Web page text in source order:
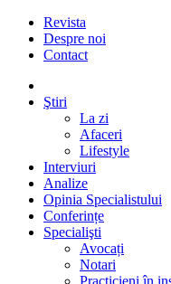
Revista
Despre noi
Contact
Ştiri
La zi
Afaceri
Lifestyle
Interviuri
Analize
Opinia Specialistului
Conferințe
Specialişti
Avocați
Notari
Practicieni în